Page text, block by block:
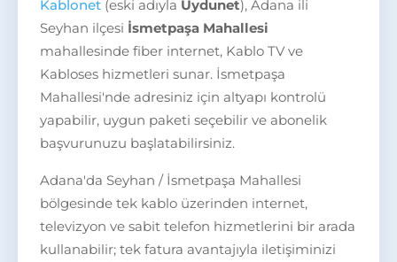
Kablonet (eski adıyla Uydunet), Adana ili
Seyhan ilçesi İsmetpaşa Mahallesi
mahallesinde fiber internet, Kablo TV ve
Kabloses hizmetleri sunar. İsmetpaşa
Mahallesi'nde adresiniz için altyapı kontrolü
yapabilir, uygun paketi seçebilir ve abonelik
başvurunuzu başlatabilirsiniz.
Adana'da Seyhan / İsmetpaşa Mahallesi
bölgesinde tek kablo üzerinden internet,
televizyon ve sabit telefon hizmetlerini bir arada
kullanabilir; tek fatura avantajıyla iletişiminizi